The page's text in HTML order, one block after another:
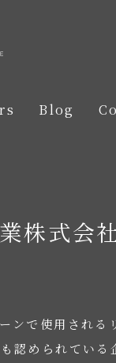
Blog
株式会社
ンで使用される
認められてい